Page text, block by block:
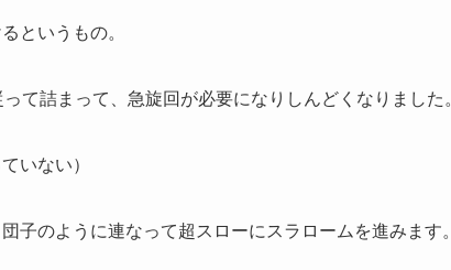
というもの。
て詰まって、急旋回が必要になりしんどくなりました。
いない）
子のように連なって超スローにスラロームを進みます。